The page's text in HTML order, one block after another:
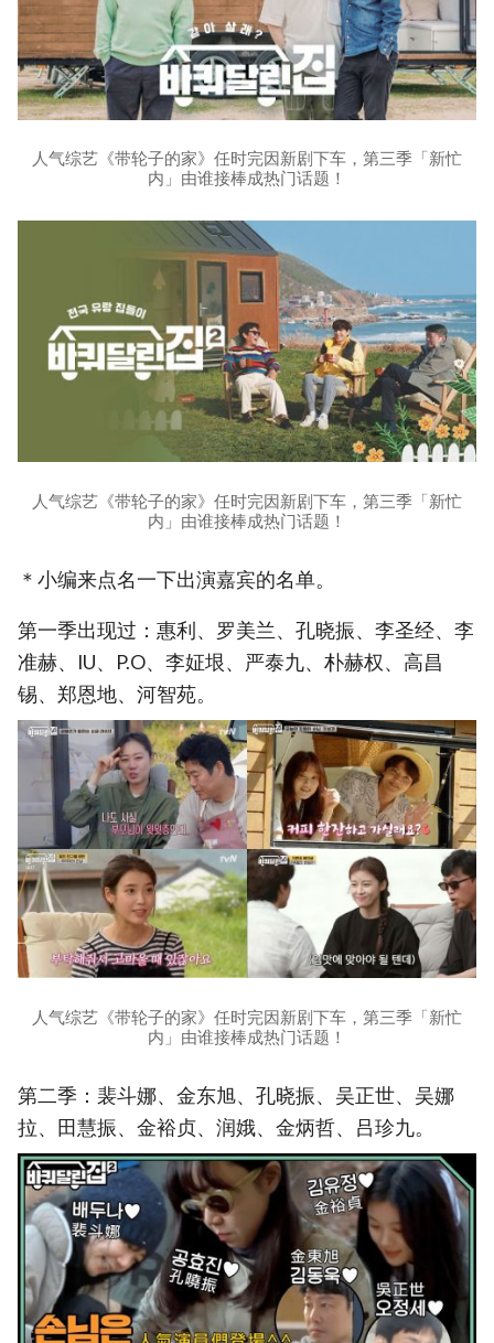
人气综艺《带轮子的家》任时完因新剧下车，第三季「新忙
内」由谁接棒成热门话题！
人气综艺《带轮子的家》任时完因新剧下车，第三季「新忙
内」由谁接棒成热门话题！
＊小编来点名一下出演嘉宾的名单。
第一季出现过：惠利、罗美兰、孔晓振、李圣经、李
准赫、IU、P.O、李姃垠、严泰九、朴赫权、高昌
锡、郑恩地、河智苑。
人气综艺《带轮子的家》任时完因新剧下车，第三季「新忙
内」由谁接棒成热门话题！
第二季：裴斗娜、金东旭、孔晓振、吴正世、吴娜
拉、田慧振、金裕贞、润娥、金炳哲、吕珍九。